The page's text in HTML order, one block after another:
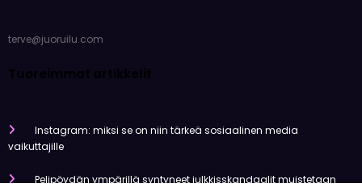
terve@juoruilu.com
Tuoreimmat artikkelit
Instagram: miksi se on niin tärkeä sosiaalinen media
vaikuttajille
Pelipöydän ympärillä syntyneet julkkisskandaalit muistetaan